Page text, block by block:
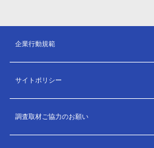
企業行動規範
サイトポリシー
調査取材ご協力のお願い